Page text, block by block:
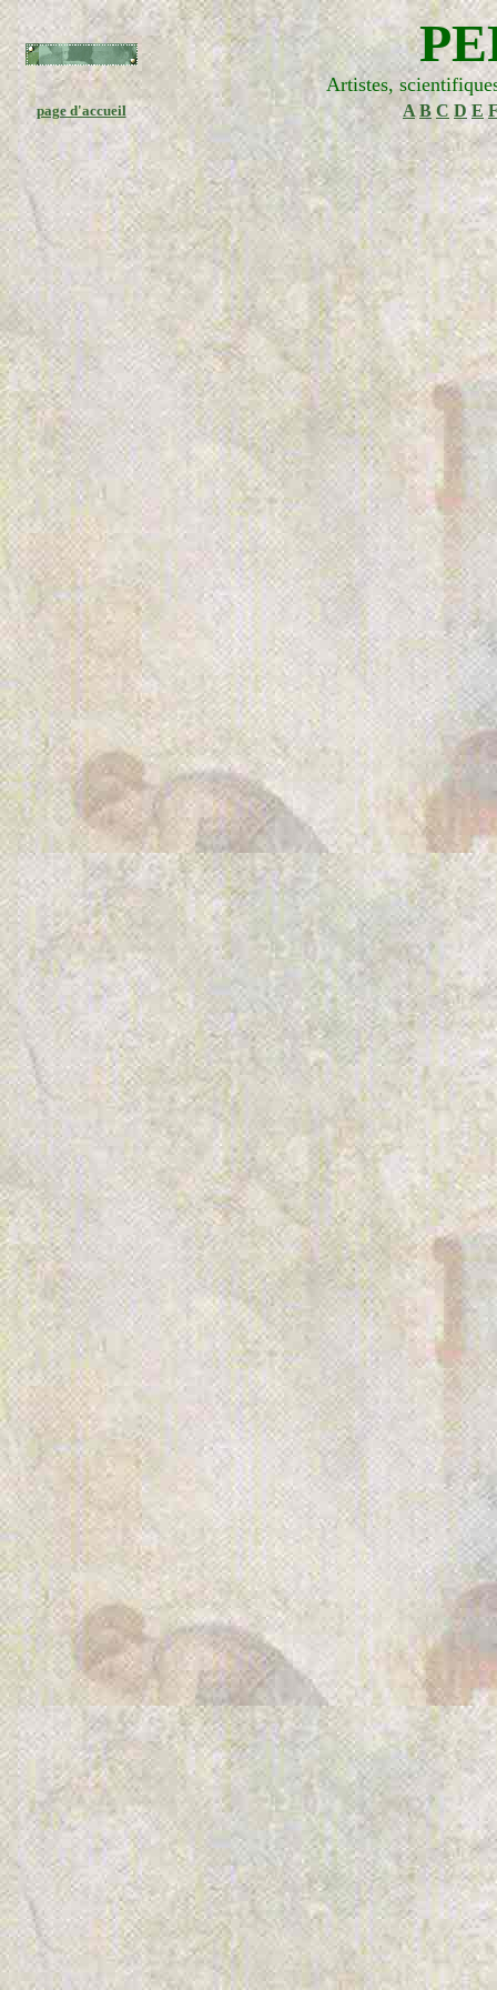
Artistes,
page d'accueil A B C D E F